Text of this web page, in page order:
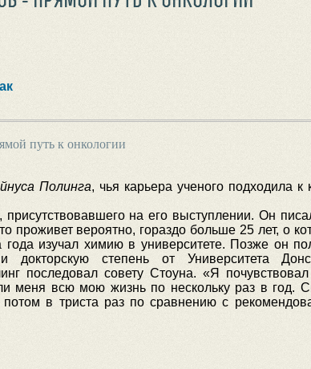
путь к онкологии
Полинга, чья карьера ученого подходила к
на его выступлении. Он
проживет вероятно, гораздо больше 25 лет, о
изучал химию в университете. Позже он
докторскую степень от Университета
последовал совету Стоуна. «Я
меня всю мою жизнь по нескольку раз в год.
в триста раз по сравнению с